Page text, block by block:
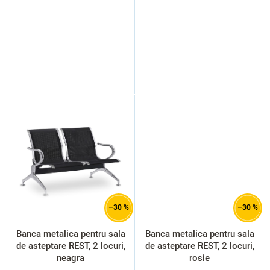
–30 %
Banca metalica pentru sala
de asteptare REST, 2 locuri,
neagra
–30 %
Banca metalica pentru sala
de asteptare REST, 2 locuri,
rosie